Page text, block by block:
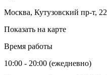
Москва, Кутузовский пр-т, 22
Показать на карте
Время работы
10:00 - 20:00 (ежедневно)